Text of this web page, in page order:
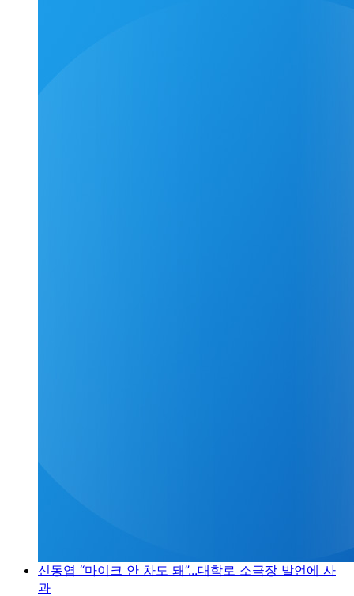
신동엽 “마이크 안 차도 돼”...대학로 소극장 발언에 사
과